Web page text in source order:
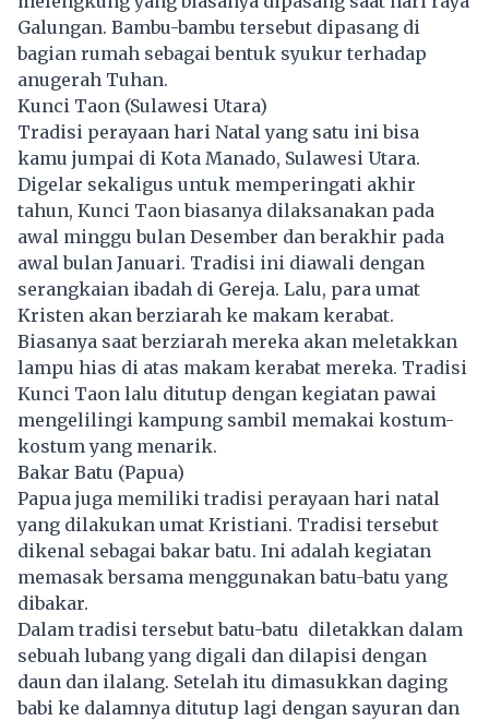
Galungan. Bambu-bambu tersebut dipasang di
bagian rumah sebagai bentuk syukur terhadap
anugerah Tuhan.
Kunci Taon (Sulawesi Utara)
Tradisi perayaan hari Natal yang satu ini bisa
kamu jumpai di Kota Manado, Sulawesi Utara.
Digelar sekaligus untuk memperingati akhir
tahun, Kunci Taon biasanya dilaksanakan pada
awal minggu bulan Desember dan berakhir pada
awal bulan Januari. Tradisi ini diawali dengan
serangkaian ibadah di Gereja. Lalu, para umat
Kristen akan berziarah ke makam kerabat.
Biasanya saat berziarah mereka akan meletakkan
lampu hias di atas makam kerabat mereka. Tradisi
Kunci Taon lalu ditutup dengan kegiatan pawai
mengelilingi kampung sambil memakai kostum-
kostum yang menarik.
Bakar Batu (Papua)
Papua juga memiliki tradisi perayaan hari natal
yang dilakukan umat Kristiani. Tradisi tersebut
dikenal sebagai bakar batu. Ini adalah kegiatan
memasak bersama menggunakan batu-batu yang
dibakar.
Dalam tradisi tersebut batu-batu diletakkan dalam
sebuah lubang yang digali dan dilapisi dengan
daun dan ilalang. Setelah itu dimasukkan daging
babi ke dalamnya ditutup lagi dengan sayuran dan